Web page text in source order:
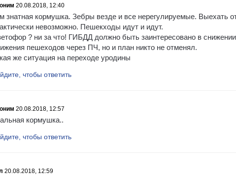
20.08.2018, 12:40
знатная кормушка. Зебры везде и все нерегулируемые. Выехать
невозможно. Пешекходы идут и идут.
? ни за что! ГИБДД должно быть заинтересовано в снижении
пешеходов через ПЧ, но и план никто не отменял.
же ситуация на переходе уродины
чтобы ответить
20.08.2018, 12:57
кормушка..
чтобы ответить
20.08.2018, 12:59